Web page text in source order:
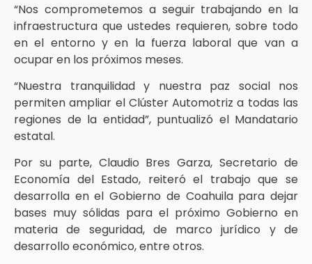
“Nos comprometemos a seguir trabajando en la
infraestructura que ustedes requieren, sobre todo
en el entorno y en la fuerza laboral que van a
ocupar en los próximos meses.
“Nuestra tranquilidad y nuestra paz social nos
permiten ampliar el Clúster Automotriz a todas las
regiones de la entidad”, puntualizó el Mandatario
estatal.
Por su parte, Claudio Bres Garza, Secretario de
Economía del Estado, reiteró el trabajo que se
desarrolla en el Gobierno de Coahuila para dejar
bases muy sólidas para el próximo Gobierno en
materia de seguridad, de marco jurídico y de
desarrollo económico, entre otros.